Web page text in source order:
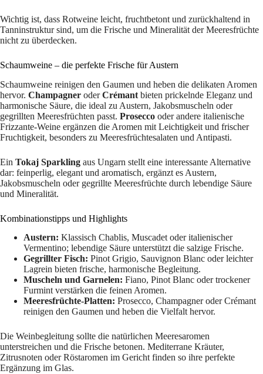
Wichtig ist, dass Rotweine leicht, fruchtbetont und zurückhaltend in
Tanninstruktur sind, um die Frische und Mineralität der Meeresfrüchte
nicht zu überdecken.
Schaumweine – die perfekte Frische für Austern
Schaumweine reinigen den Gaumen und heben die delikaten Aromen
hervor. Champagner oderCrémant bieten prickelnde Eleganz und
harmonische Säure, die ideal zu Austern, Jakobsmuscheln oder
gegrillten Meeresfrüchten passt. Prosecco oder andere italienische
Frizzante-Weine ergänzen die Aromen mit Leichtigkeit und frischer
Fruchtigkeit, besonders zu Meeresfrüchtesalaten und Antipasti.
Ein Tokaj Sparkling aus Ungarn stellt eine interessante Alternative
dar: feinperlig, elegant und aromatisch, ergänzt es Austern,
Jakobsmuscheln oder gegrillte Meeresfrüchte durch lebendige Säure
und Mineralität.
Kombinationstipps und Highlights
Austern: Klassisch Chablis, Muscadet oder italienischer
Vermentino; lebendige Säure unterstützt die salzige Frische.
Gegrillter Fisch: Pinot Grigio, Sauvignon Blanc oder leichter
Lagrein bieten frische, harmonische Begleitung.
Muscheln und Garnelen: Fiano, Pinot Blanc oder trockener
Furmint verstärken die feinen Aromen.
Meeresfrüchte-Platten: Prosecco, Champagner oder Crémant
reinigen den Gaumen und heben die Vielfalt hervor.
Die Weinbegleitung sollte die natürlichen Meeresaromen
unterstreichen und die Frische betonen. Mediterrane Kräuter,
Zitrusnoten oder Röstaromen im Gericht finden so ihre perfekte
Ergänzung im Glas.